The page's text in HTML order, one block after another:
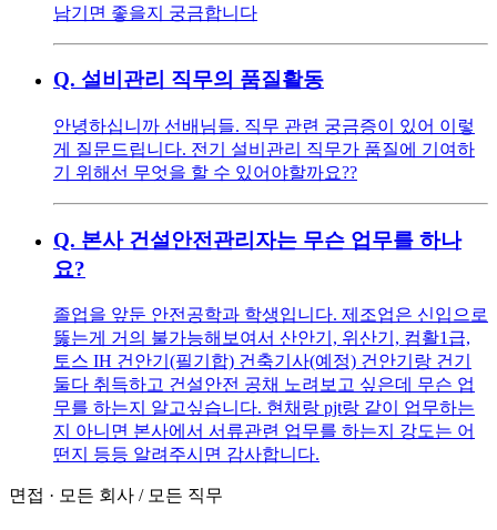
남기면 좋을지 궁금합니다
Q. 설비관리 직무의 품질활동
안녕하십니까 선배님들. 직무 관련 궁금증이 있어 이렇
게 질문드립니다. 전기 설비관리 직무가 품질에 기여하
기 위해선 무엇을 할 수 있어야할까요??
Q. 본사 건설안전관리자는 무슨 업무를 하나
요?
졸업을 앞둔 안전공학과 학생입니다. 제조업은 신입으로
뚫는게 거의 불가능해보여서 산안기, 위산기, 컴활1급,
토스 IH 건안기(필기합) 건축기사(예정) 건안기랑 건기
둘다 취득하고 건설안전 공채 노려보고 싶은데 무슨 업
무를 하는지 알고싶습니다. 현채랑 pjt랑 같이 업무하는
지 아니면 본사에서 서류관련 업무를 하는지 강도는 어
떤지 등등 알려주시면 감사합니다.
면접 · 모든 회사 / 모든 직무